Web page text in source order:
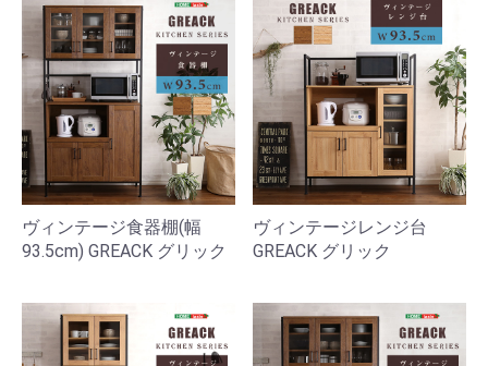
ヴィンテージ食器棚(幅
93.5cm) GREACK グリック
ヴィンテージレンジ台
GREACK グリック